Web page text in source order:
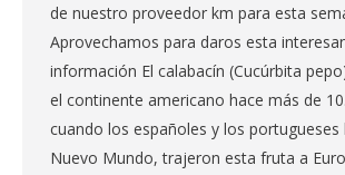
de nuestro proveedor km para esta
Aprovechamos para daros esta
información El calabacín (Cucúrbita
el continente americano hace más de
cuando los españoles y los portugueses
Nuevo Mundo, trajeron esta fruta a